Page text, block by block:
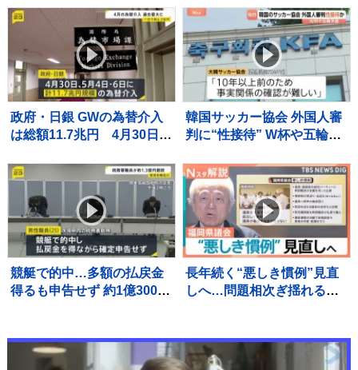
ル、超満員の会場が沸い
た！“世界基準”のJリーグ開
幕【サッカー】
効果も
政府・日銀 GWの為替介入
は総額11.7兆円 4月30日は
円超
韓国サッカー協会 外国人審
判に“性接待” W杯や五輪の
で10人余に対し JNN報告書
入手
競艇で的中…多額の払戻金
得るも申告せず 約1億3000
約1億5000万円受け取り
長年続く“悪しき慣例”見直
しへ…問題相次ぎ揺れる福
調査へ【Nスタ解説】